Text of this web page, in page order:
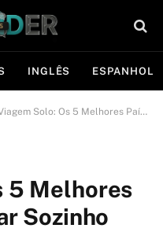
INGLÊS ESPANHOL
Solo: Os 5 Melhores Países para Viajar Sozinho
5 Melhores
Sozinho